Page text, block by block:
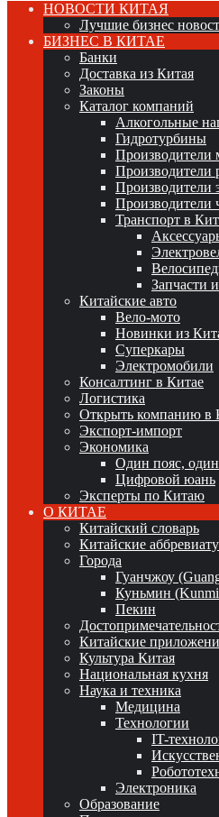
НОВОСТИ КИТАЯ
Лучшие бизнес
БИЗНЕС В КИТАЕ
Банки
Доставка из Китая
Законы
Каталог компаний
Алкогольные
Гидротурбины
Производители
Производители
Производители
Производители
Транспорт в
Запчасти
Китайские авто
Вело-мото
Новинки из
Суперкары
Электромобили
Консалтинг в Китае
Логистика
Открыть компанию в
Экспорт-импорт
Экономика
Один пояс,
Цифровой юань
Эксперты по Китаю
О КИТАЕ
Китайский словарь
Китайские
Города
Гуанчжоу
Куньмин
Пекин
Китайские
Культура Китая
Национальная кухня
Наука и техника
Медицина
Технологии
IT-
Электроника
Образование